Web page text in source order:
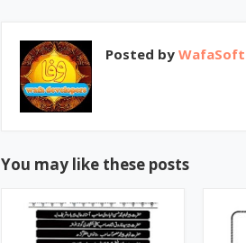
Posted by WafaSoft
You may like these posts